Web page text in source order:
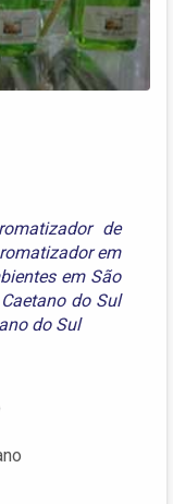
de
em
em São
do Sul
do Sul